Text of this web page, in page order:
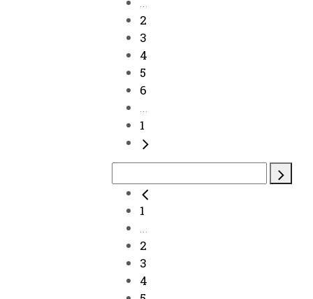
2
3
4
5
6
...
1
1
...
2
3
4